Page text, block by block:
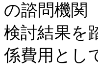
の諮問機関
検討結果を
係費用とし